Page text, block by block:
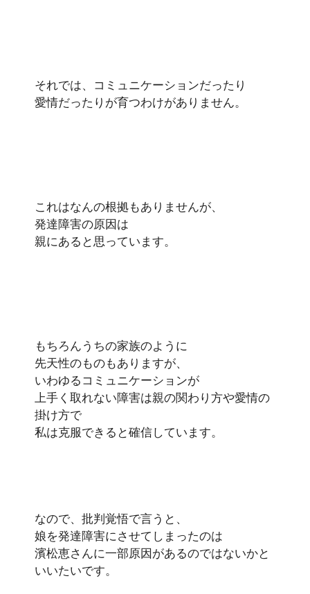
それでは、コミュニケーションだったり
愛情だったりが育つわけがありません。
これはなんの根拠もありませんが、
発達障害の原因は
親にあると思っています。
もちろんうちの家族のように
先天性のものもありますが、
いわゆるコミュニケーションが
上手く取れない障害は親の関わり方や愛情の
掛け方で
私は克服できると確信しています。
なので、批判覚悟で言うと、
娘を発達障害にさせてしまったのは
濱松恵さんに一部原因があるのではないかと
いいたいです。